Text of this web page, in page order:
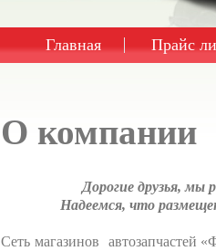
Главная Прайс
О компании
Дорогие друзья, мы
Надеемся, что
Сеть магазинов автозапчастей